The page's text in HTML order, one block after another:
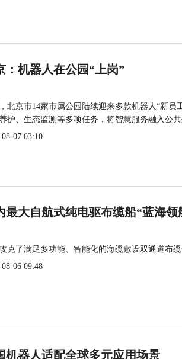
：机器人在公园“上岗”
北京市14家市属公园陆续迎来多款机器人“新
护、生态监测等多项任务，将智慧服务融入公共
08-07 03:10
最大自航式纯电驱布缆船“蓝海领
克了满足多功能、智能化的海缆敷设双通道布
08-06 09:48
机器人适配全球多元应用场景